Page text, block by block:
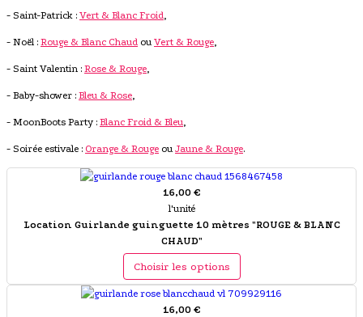
- Saint-Patrick : Vert & Blanc Froid,
- Noël : Rouge & Blanc Chaud ou Vert & Rouge,
- Saint Valentin : Rose & Rouge,
- Baby-shower : Bleu & Rose,
- MoonBoots Party : Blanc Froid & Bleu,
- Soirée estivale : Orange & Rouge ou Jaune & Rouge.
16,00 €
l'unité
Location Guirlande guinguette 10 mètres "ROUGE & BLANC
CHAUD"
Choisir les options
16,00 €